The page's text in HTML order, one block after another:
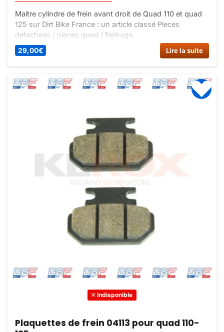
Maitre cylindre de frein avant droit de Quad 110 et quad
125 sur Dirt Bike France : un article classé Pieces
detachees / pieces quad / freinage.
29,00€ Lire la suite
Indisponible
Plaquettes de frein 04113 pour quad 110-